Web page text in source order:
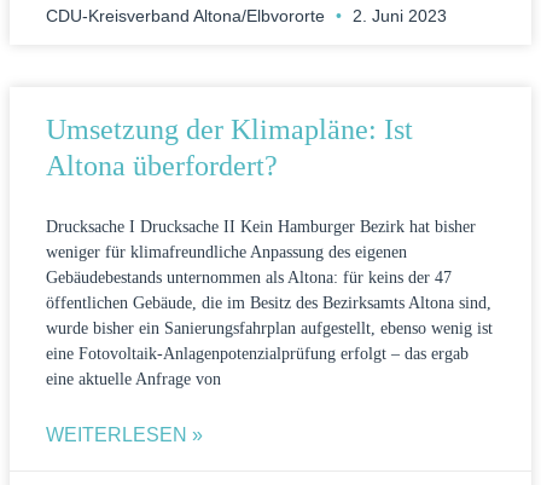
CDU-Kreisverband Altona/Elbvororte 2. Juni 2023
Umsetzung der Klimapläne: Ist
Altona überfordert?
Drucksache I Drucksache II Kein Hamburger Bezirk hat bisher
weniger für klimafreundliche Anpassung des eigenen
Gebäudebestands unternommen als Altona: für keins der 47
öffentlichen Gebäude, die im Besitz des Bezirksamts Altona sind,
wurde bisher ein Sanierungsfahrplan aufgestellt, ebenso wenig ist
eine Fotovoltaik-Anlagenpotenzialprüfung erfolgt – das ergab
eine aktuelle Anfrage von
WEITERLESEN »